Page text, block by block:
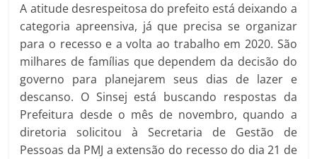
A atitude desrespeitosa do prefeito está deixando a
categoria apreensiva, já que precisa se organizar
para o recesso e a volta ao trabalho em 2020. São
milhares de famílias que dependem da decisão do
governo para planejarem seus dias de lazer e
descanso. O Sinsej está buscando respostas da
Prefeitura desde o mês de novembro, quando a
diretoria solicitou à Secretaria de Gestão de
Pessoas da PMJ a extensão do recesso do dia 21 de